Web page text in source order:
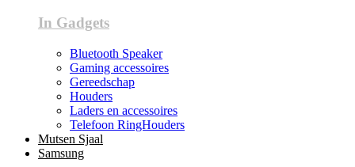
In Gadgets
Bluetooth Speaker
Gaming accessoires
Gereedschap
Houders
Laders en accessoires
Telefoon RingHouders
Mutsen Sjaal
Samsung